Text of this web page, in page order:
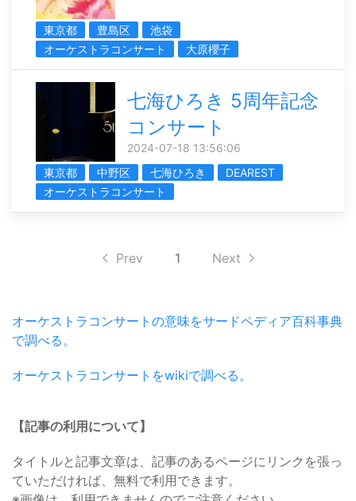
東京都 豊島区
池袋
オーケストラコンサート
大原櫻子
七海ひろき 5周年記念
コンサート
2024-07-18 13:56:06
東京都
中野区 七海ひろき
DEAREST
オーケストラコンサート
Prev 1 Next
オーケストラコンサートの意味をサードペディア百科事典
で調べる。
オーケストラコンサートをwikiで調べる。
【記事の利用について】
タイトルと記事文章は、記事のあるページにリンクを張っ
ていただければ、無料で利用できます。